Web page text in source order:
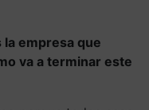
la empresa que
va a terminar este